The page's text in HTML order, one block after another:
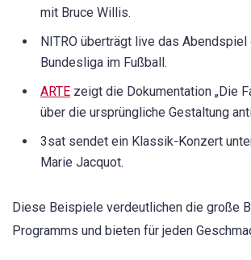
mit Bruce Willis.
NITRO überträgt live das Abendspiel
Bundesliga im Fußball.
ARTE zeigt die Dokumentation „Die
über die ursprüngliche Gestaltung
3sat sendet ein Klassik-Konzert
Marie Jacquot.
Diese Beispiele verdeutlichen die große
Programms und bieten für jeden